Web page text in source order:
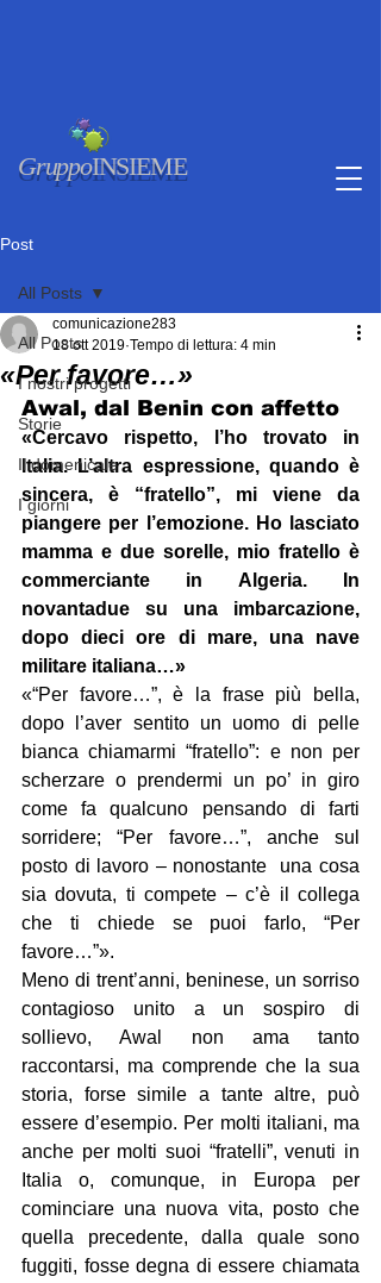
GruppoINSIEME
Post
All Posts
I nostri progetti
Storie
Il domenicale
I giorni
All Posts
«Per favore…»
comunicazione283
18 ott 2019 Tempo di lettura: 4 min
Awal, dal Benin con affetto
«Cercavo rispetto, l’ho trovato in
Italia. L’altra espressione, quando è
sincera, è “fratello”, mi viene da
piangere per l’emozione. Ho lasciato
mamma e due sorelle, mio fratello è
commerciante in Algeria. In
novantadue su una imbarcazione,
dopo dieci ore di mare, una nave
militare italiana…»
«“Per favore…”, è la frase più bella,
dopo l’aver sentito un uomo di pelle
bianca chiamarmi “fratello”: e non per
scherzare o prendermi un po’ in giro
come fa qualcuno pensando di farti
sorridere; “Per favore…”, anche sul
posto di lavoro – nonostante  una cosa
sia dovuta, ti compete – c’è il collega
che ti chiede se puoi farlo, “Per
favore…”».
Meno di trent’anni, beninese, un sorriso
contagioso unito a un sospiro di
sollievo, Awal non ama tanto
raccontarsi, ma comprende che la sua
storia, forse simile a tante altre, può
essere d’esempio. Per molti italiani, ma
anche per molti suoi “fratelli”, venuti in
Italia o, comunque, in Europa per
cominciare una nuova vita, posto che
quella precedente, dalla quale sono
fuggiti, fosse degna di essere chiamata